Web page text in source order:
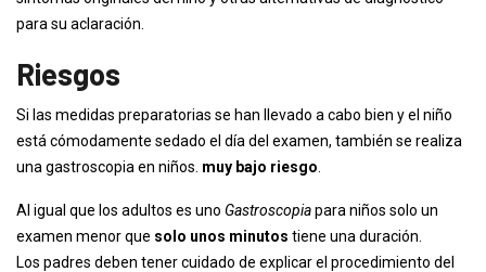
para su aclaración.
Riesgos
Si las medidas preparatorias se han llevado a cabo bien y el niño
está cómodamente sedado el día del examen, también se realiza
una gastroscopia en niños. muy bajo riesgo
Al igual que los adultos es uno Gastroscopiapara niños solo un
examen menor que solo unos minutos tiene una duración.
Los padres deben tener cuidado de explicar el procedimiento del